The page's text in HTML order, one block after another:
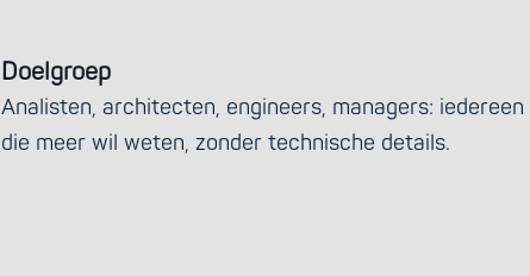
Doelgroep
Analisten, architecten, engineers, managers: iedereen
die meer wil weten, zonder technische details.